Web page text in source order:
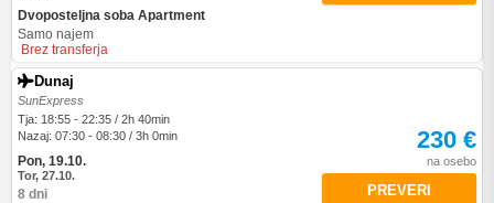
Dvoposteljna soba Apartment
Samo najem
Brez transferja
Dunaj
SunExpress
Tja: 18:55 - 22:35 / 2h 40min
Nazaj: 07:30 - 08:30 / 3h 0min
Pon, 19.10.
Tor, 27.10.
8 dni
230 €
na osebo
PREVERI